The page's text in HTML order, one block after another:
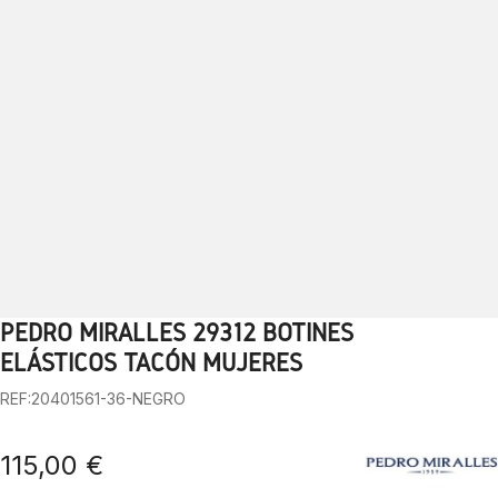
1 2 3 4 5 6 7 8
PEDRO MIRALLES 29312 BOTINES
ELÁSTICOS TACÓN MUJERES
REF:20401561-36-NEGRO
115,00 €